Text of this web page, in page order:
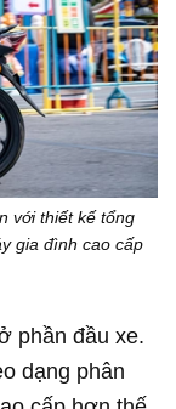
với thiết kế tổng
gia đình cao cấp
phần đầu xe.
dạng phân